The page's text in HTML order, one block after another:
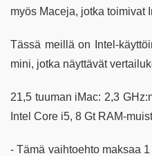
myös Maceja, jotka toimivat
Tässä meillä on Intel-
mini, jotka näyttävät
21,5 tuuman iMac: 2,3
Intel Core i5, 8 Gt RAM-
- Tämä vaihtoehto maksaa